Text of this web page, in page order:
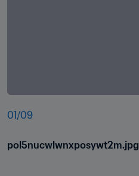
01 /09
pol5nucwlwnxposywt2m.jpg